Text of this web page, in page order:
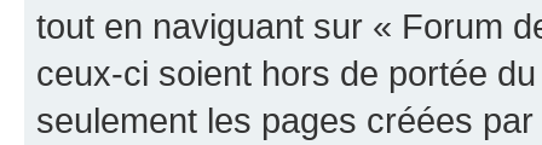
tout en naviguant sur « Forum
ceux-ci soient hors de portée
seulement les pages créées